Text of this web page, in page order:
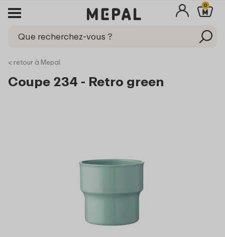
0
< retour à Mepal
Coupe 234 - Retro green